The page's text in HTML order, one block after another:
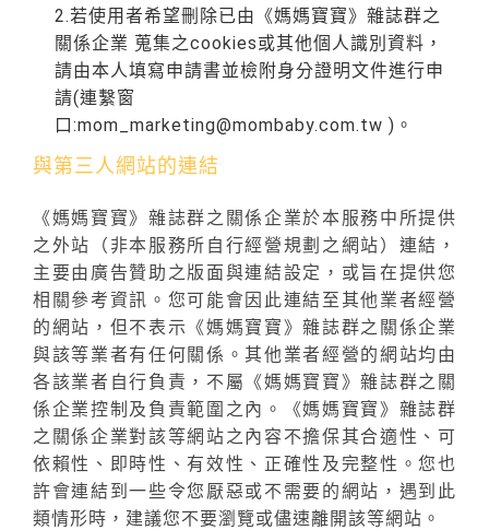
2.若使用者希望刪除已由《媽媽寶寶》雜誌群之
關係企業 蒐集之cookies或其他個人識別資料，
請由本人填寫申請書並檢附身分證明文件進行申
請(連繫窗
口:mom_marketing@mombaby.com.tw )。
與第三人網站的連結
《媽媽寶寶》雜誌群之關係企業於本服務中所提供
之外站（非本服務所自行經營規劃之網站）連結，
主要由廣告贊助之版面與連結設定，或旨在提供您
相關參考資訊。您可能會因此連結至其他業者經營
的網站，但不表示《媽媽寶寶》雜誌群之關係企業
與該等業者有任何關係。其他業者經營的網站均由
各該業者自行負責，不屬《媽媽寶寶》雜誌群之關
係企業控制及負責範圍之內。《媽媽寶寶》雜誌群
之關係企業對該等網站之內容不擔保其合適性、可
依賴性、即時性、有效性、正確性及完整性。您也
許會連結到一些令您厭惡或不需要的網站，遇到此
類情形時，建議您不要瀏覽或儘速離開該等網站。